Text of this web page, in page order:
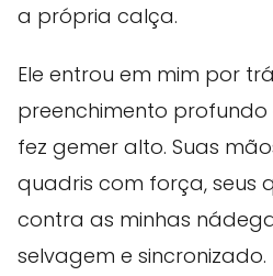
a própria calça.
Ele entrou em mim por
preenchimento
fez gemer alto. Suas
quadris com força, seus
contra as minhas
selvagem e sincronizado.